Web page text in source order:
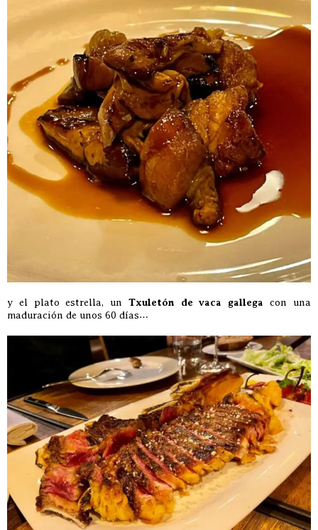
y el plato estrella, un Txuletón de vaca gallega con una
maduración de unos 60 días…